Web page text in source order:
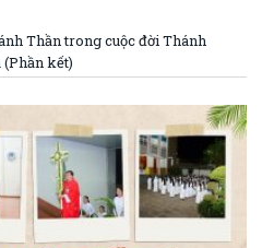
Thần trong cuộc đời Thánh
kết)